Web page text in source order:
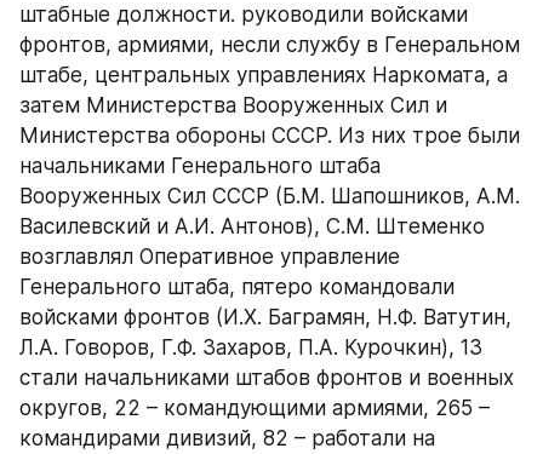
штабные должности. руководили войсками
фронтов, армиями, несли службу в Генеральном
штабе, центральных управлениях Наркомата, а
затем Министерства Вооруженных Сил и
Министерства обороны СССР. Из них трое были
начальниками Генерального штаба
Вооруженных Сил СССР (Б.М. Шапошников, А.М.
Василевский и А.И. Антонов), С.М. Штеменко
возглавлял Оперативное управление
Генерального штаба, пятеро командовали
войсками фронтов (И.Х. Баграмян, Н.Ф. Ватутин,
Л.А. Говоров, Г.Ф. Захаров, П.А. Курочкин), 13
стали начальниками штабов фронтов и военных
округов, 22 – командующими армиями, 265 –
командирами дивизий, 82 – работали на